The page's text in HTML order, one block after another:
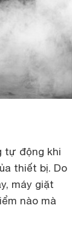
tự động khi
thiết bị. Do
máy giặt
nào mà